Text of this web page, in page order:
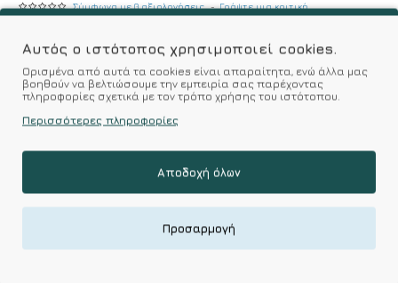
Σύμφωνα με 0 αξιολογήσεις. - Γράψτε μια κριτική
Χαρακτηριστικά
100% Βαμβάκι
Kalimeratzis Underwear : Προϊόντα Σχεδιασμένα για
Εσάς & Υφάσματα Υψηλής Ποιότητας για
Αυτός ο ιστότοπος χρησιμοποιεί cookies.
Ορισμένα από αυτά τα cookies είναι απαραίτητα, ενώ άλλα μας
βοηθούν να βελτιώσουμε την εμπειρία σας παρέχοντας
πληροφορίες σχετικά με τον τρόπο χρήσης του ιστότοπου.
Περισσότερες πληροφορίες
Αποδοχή όλων
Προσαρμογή